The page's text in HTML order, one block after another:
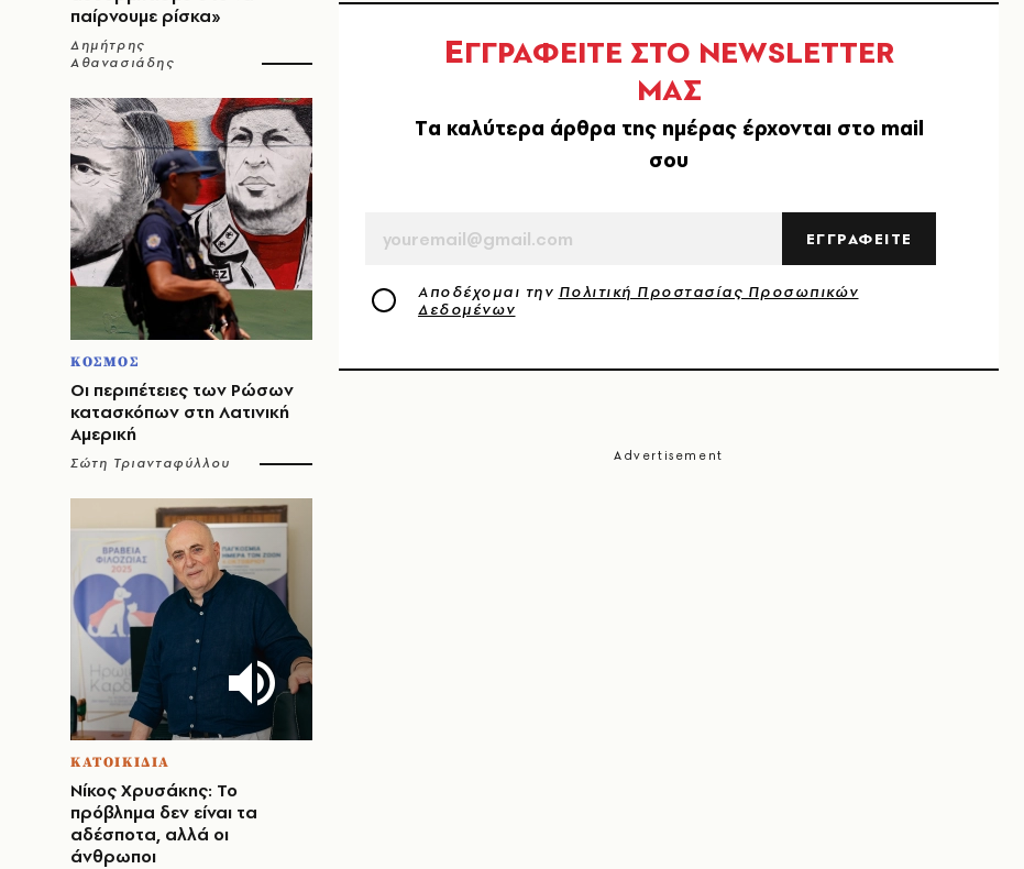
παίρνουμε ρίσκα»
Δημήτρης
Αθανασιάδης
ΚΟΣΜΟΣ
Οι περιπέτειες των Ρώσων
κατασκόπων στη Λατινική
Αμερική
Σώτη Τριανταφύλλου
ΚΑΤΟΙΚΙΔΙΑ
Νίκος Χρυσάκης: Το
πρόβλημα δεν είναι τα
αδέσποτα, αλλά οι
άνθρωποι
ΕΓΓΡΑΦΕΙΤΕ ΣΤΟ NEWSLETTER
ΜΑΣ
Tα καλύτερα άρθρα της ημέρας έρχονται στο mail
σου
ΕΓΓΡΑΦΕΙΤΕ
Αποδέχομαι την Πολιτική Προστασίας Προσωπικών
Δεδομένων